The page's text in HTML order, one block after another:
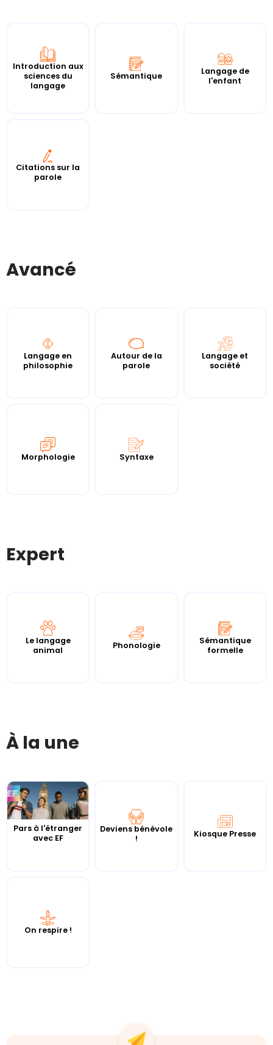
Introduction aux
sciences du
langage
Sémantique
Langage de
l'enfant
Citations sur la
parole
Avancé
Langage en
philosophie
Autour de la
parole
Langage et
société
Morphologie Syntaxe
Expert
Le langage
animal
Phonologie
Sémantique
formelle
À la une
Pars à l'étranger
avec EF
Deviens bénévole
!
Kiosque Presse
On respire !